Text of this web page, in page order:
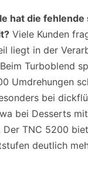
hat die
Viele Kunden
liegt in der
Turboblend
Umdrehungen
bei
bei Desserts
Der TNC 5200
deutlich